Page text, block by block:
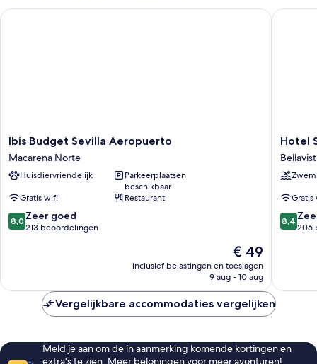
Ibis
Budget
Sevilla
Aeropuerto
Norte
Ibis Budget Sevilla Aeropuerto
Macarena Norte
Huisdiervriendelijk
Parkeerplaatsen
beschikbaar
Gratis wifi
Restaurant
8.0
van
beoordelingen
8,0 Zeer goed
213 beoordelingen
De
prijs
€ 49
inclusief belastingen en toeslagen
9 aug - 10 aug
Ibis Budget Sevilla Aeropuerto
Hotel
Sercotel
Doña
Carmela
La
Palmera
Hotel
Gratis
8.4
van
8,4
206
Hotel
Vergelijkbare accommodaties vergelijken
Meld je aan om de in aanmerking komende kortingen en
extra's te zien. Meer beloningen voor meer avonturen!